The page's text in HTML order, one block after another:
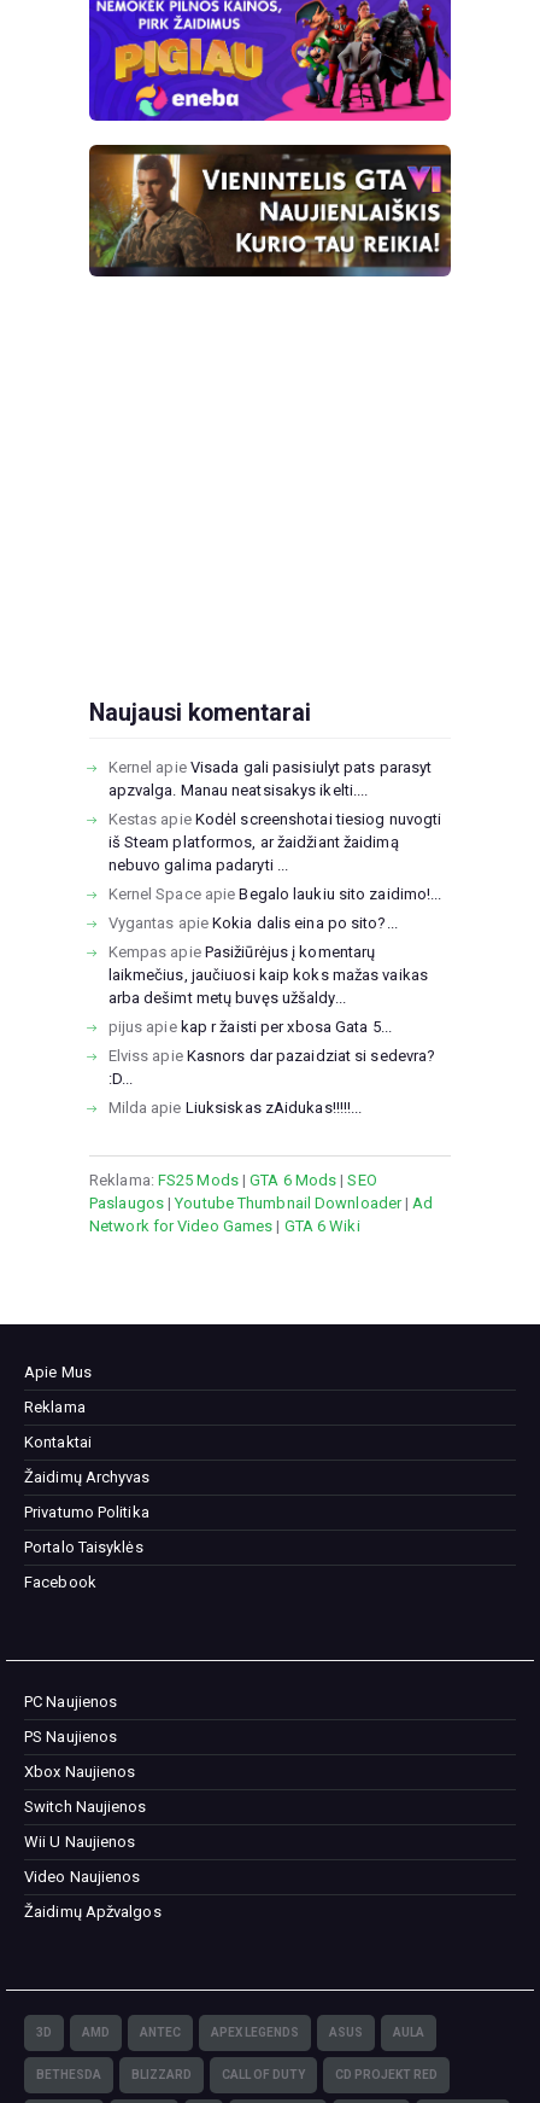
Naujausi komentarai
Kernel apie Visada gali pasisiulyt pats parasyt
apzvalga. Manau neatsisakys ikelti....
Kestas apie Kodėl screenshotai tiesiog nuvogti
iš Steam platformos, ar žaidžiant žaidimą
nebuvo galima padaryti ...
Kernel SpaceapieBegalo laukiu sito zaidimo!...
Vygantas apieKokia dalis eina po sito?...
Kempas apie Pasižiūrėjus į komentarų
laikmečius, jaučiuosi kaip koks mažas vaikas
arba dešimt metų buvęs užšaldy...
pijus apie kap r žaisti per xbosa Gata 5...
Elviss apie Kasnors dar pazaidziat si sedevra?
:D...
Milda apie Liuksiskas zAidukas!!!!!...
Reklama: FS25 Mods|GTA 6 Mods |SEO
Paslaugos|Youtube Thumbnail Downloader|Ad
Network for Video Games | GTA 6 Wiki
Apie Mus
Reklama
Kontaktai
Žaidimų Archyvas
Privatumo Politika
Portalo Taisyklės
Facebook
PC Naujienos
PS Naujienos
Xbox Naujienos
Switch Naujienos
Wii U Naujienos
Video Naujienos
Žaidimų Apžvalgos
3D AMD ANTEC APEX LEGENDS ASUS AULA
BETHESDA BLIZZARD CALL OF DUTY CD PROJEKT RED